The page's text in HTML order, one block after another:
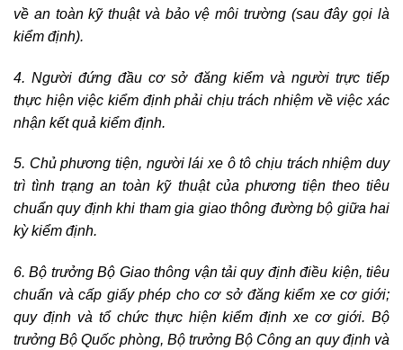
về an toàn kỹ thuật và bảo vệ môi trường (sau đây gọi là
kiểm định).
4. Người đứng đầu cơ sở đăng kiểm và người trực tiếp
thực hiện việc kiểm định phải chịu trách nhiệm về việc xác
nhận kết quả kiểm định.
5. Chủ phương tiện, người lái xe ô tô chịu trách nhiệm duy
trì tình trạng an toàn kỹ thuật của phương tiện theo tiêu
chuẩn quy định khi tham gia giao thông đường bộ giữa hai
kỳ kiểm định.
6. Bộ trưởng Bộ Giao thông vận tải quy định điều kiện, tiêu
chuẩn và cấp giấy phép cho cơ sở đăng kiểm xe cơ giới;
quy định và tổ chức thực hiện kiểm định xe cơ giới. Bộ
trưởng Bộ Quốc phòng, Bộ trưởng Bộ Công an quy định và